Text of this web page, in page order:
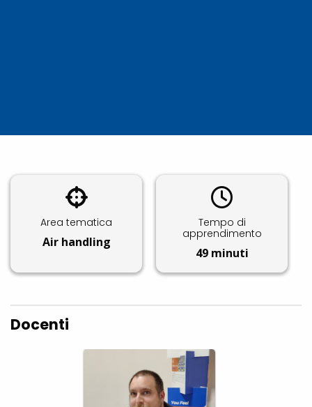
Area tematica
Air handling
Tempo di
apprendimento
49 minuti
Docenti